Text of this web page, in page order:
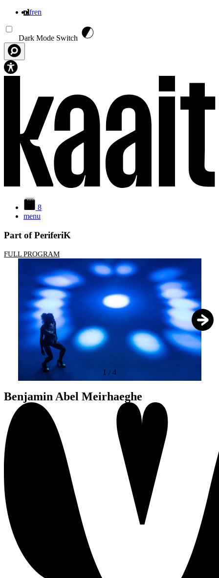
nlfren
Dark Mode Switch
8
menu
Part of PeriferiK
FULL PROGRAM
1 /4
Benjamin Abel Meirhaeghe